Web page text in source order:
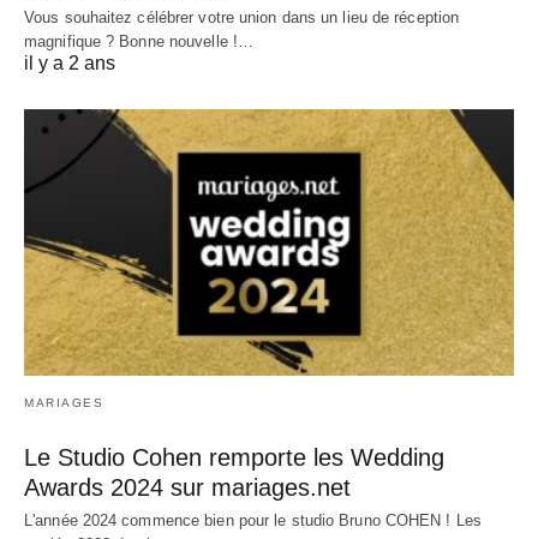
Vous souhaitez célébrer votre union dans un lieu de réception
magnifique ? Bonne nouvelle !…
il y a 2 ans
MARIAGES
Le Studio Cohen remporte les Wedding
Awards 2024 sur mariages.net
L'année 2024 commence bien pour le studio Bruno COHEN ! Les